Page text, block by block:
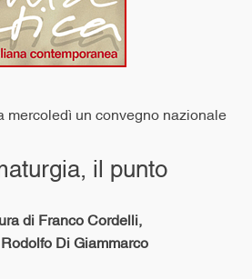
mercoledì un convegno nazionale
il punto
di Franco Cordelli,
Di Giammarco